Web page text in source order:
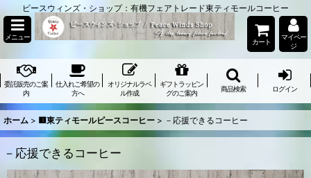
ピースウィンズ・ショップ：有機フェアトレード東ティモールコーヒー
メニュー
カート
マイペー
ジ
委託販売のご案
内
仕入れご希望の
方へ
オリジナルラベ
ル作成
ギフトラッピン
グのご案内
商品検索 ログイン
ホーム > 🟥東ティモールピースコーヒー > －応援できるコーヒー
－応援できるコーヒー